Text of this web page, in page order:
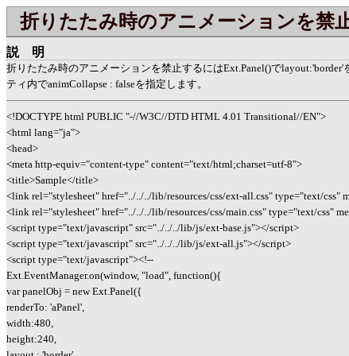
折りたたみ時のアニメーションを禁
説明
折りたたみ時のアニメーションを禁止するにはExt.Panel()でlayout:'border'
ティ内でanimCollapse : falseを指定します。
<!DOCTYPE html PUBLIC "-//W3C//DTD HTML 4.01 Transitional//EN">
<html lang="ja">
<head>
<meta http-equiv="content-type" content="text/html;charset=utf-8">
<title>Sample</title>
<link rel="stylesheet" href="../../../lib/resources/css/ext-all.css" type="text/css"
<link rel="stylesheet" href="../../../lib/resources/css/main.css" type="text/css"
<script type="text/javascript" src="../../../lib/js/ext-base.js"></script>
<script type="text/javascript" src="../../../lib/js/ext-all.js"></script>
<script type="text/javascript"><!--
Ext.EventManager.on(window, "load", function(){
var panelObj = new Ext.Panel({
renderTo: 'aPanel',
width:480,
height:240,